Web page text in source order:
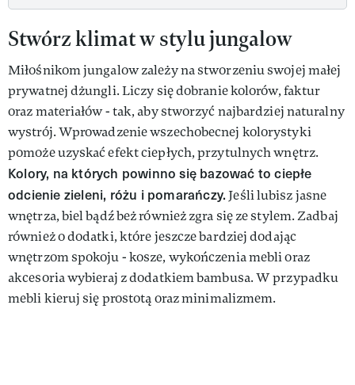
Stwórz klimat w stylu jungalow
Miłośnikom jungalow zależy na stworzeniu swojej małej
prywatnej dżungli. Liczy się dobranie kolorów, faktur
oraz materiałów - tak, aby stworzyć najbardziej naturalny
wystrój. Wprowadzenie wszechobecnej kolorystyki
pomoże uzyskać efekt ciepłych, przytulnych wnętrz.
Kolory, na których powinno się bazować to ciepłe
odcienie zieleni, różu i pomarańczy. Jeśli lubisz jasne
wnętrza, biel bądź beż również zgra się ze stylem. Zadbaj
również o dodatki, które jeszcze bardziej dodając
wnętrzom spokoju - kosze, wykończenia mebli oraz
akcesoria wybieraj z dodatkiem bambusa. W przypadku
mebli kieruj się prostotą oraz minimalizmem.